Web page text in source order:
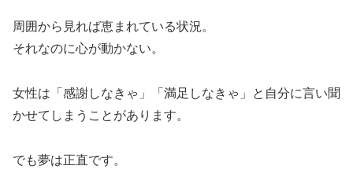
周囲から見れば恵まれている状況。
それなのに心が動かない。
女性は「感謝しなきゃ」「満足しなきゃ」と自分に言い聞
かせてしまうことがあります。
でも夢は正直です。